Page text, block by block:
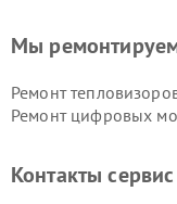
Мы
Ремонт
Ремонт цифровых
Контакты